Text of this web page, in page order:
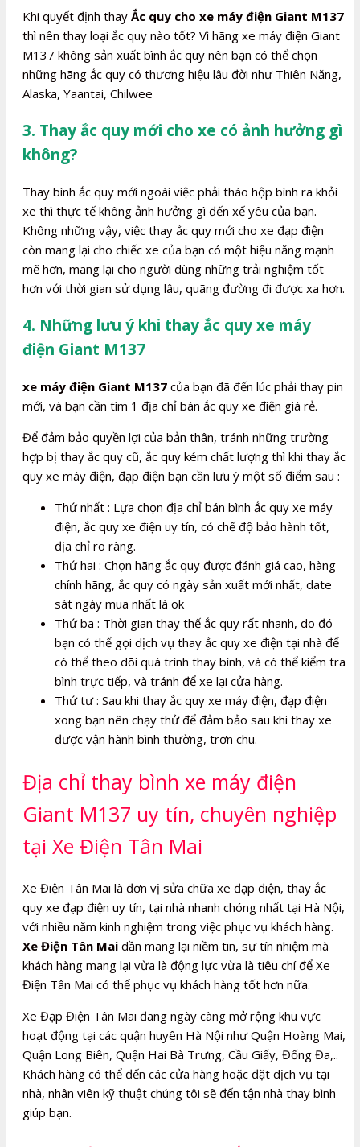
Khi quyết định thay Ắc quy cho xe máy điện Giant M137
thì nên thay loại ắc quy nào tốt? Vì hãng xe máy điện Giant
M137 không sản xuất bình ắc quy nên bạn có thể chọn
những hãng ắc quy có thương hiệu lâu đời như Thiên Năng,
Alaska, Yaantai, Chilwee
3. Thay ắc quy mới cho xe có ảnh hưởng gì
không?
Thay bình ắc quy mới ngoài việc phải tháo hộp bình ra khỏi
xe thì thực tế không ảnh hưởng gì đến xế yêu của bạn.
Không những vậy, việc thay ắc quy mới cho xe đạp điện
còn mang lại cho chiếc xe của bạn có một hiệu năng mạnh
mẽ hơn, mang lại cho người dùng những trải nghiệm tốt
hơn với thời gian sử dụng lâu, quãng đường đi được xa hơn.
4. Những lưu ý khi thay ắc quy xe máy
điện Giant M137
xe máy điện Giant M137 của bạn đã đến lúc phải thay pin
mới, và bạn cần tìm 1 địa chỉ bán ắc quy xe điện giá rẻ.
Để đảm bảo quyền lợi của bản thân, tránh những trường
hợp bị thay ắc quy cũ, ắc quy kém chất lượng thì khi thay ắc
quy xe máy điện, đạp điện bạn cần lưu ý một số điểm sau :
Thứ nhất : Lựa chọn địa chỉ bán bình ắc quy xe máy
điện, ắc quy xe điện uy tín, có chế độ bảo hành tốt,
địa chỉ rõ ràng.
Thứ hai : Chọn hãng ắc quy được đánh giá cao, hàng
chính hãng, ắc quy có ngày sản xuất mới nhất, date
sát ngày mua nhất là ok
Thứ ba : Thời gian thay thế ắc quy rất nhanh, do đó
bạn có thể gọi dịch vụ thay ắc quy xe điện tại nhà để
có thể theo dõi quá trình thay bình, và có thể kiểm tra
bình trực tiếp, và tránh để xe lại cửa hàng.
Thứ tư : Sau khi thay ắc quy xe máy điện, đạp điện
xong bạn nên chạy thử để đảm bảo sau khi thay xe
được vận hành bình thường, trơn chu.
Địa chỉ thay bình xe máy điện
Giant M137 uy tín, chuyên nghiệp
tại Xe Điện Tân Mai
Xe Điện Tân Mai là đơn vị sửa chữa xe đạp điện, thay ắc
quy xe đạp điện uy tín, tại nhà nhanh chóng nhất tại Hà Nội,
với nhiều năm kinh nghiệm trong việc phục vụ khách hàng.
Xe Điện Tân Mai dần mang lại niềm tin, sự tín nhiệm mà
khách hàng mang lại vừa là động lực vừa là tiêu chí để Xe
Điện Tân Mai có thể phục vụ khách hàng tốt hơn nữa.
Xe Đạp Điện Tân Mai đang ngày càng mở rộng khu vực
hoạt động tại các quận huyên Hà Nội như Quận Hoàng Mai,
Quận Long Biên, Quận Hai Bà Trưng, Cầu Giấy, Đống Đa,..
Khách hàng có thể đến các cửa hàng hoặc đặt dịch vụ tại
nhà, nhân viên kỹ thuật chúng tôi sẽ đến tận nhà thay bình
giúp bạn.